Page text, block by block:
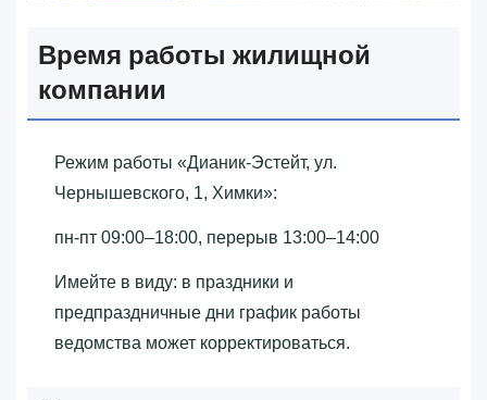
Время работы жилищной
компании
Режим работы «‎Дианик-Эстейт, ул.
Чернышевского, 1, Химки»‎:
пн-пт 09:00–18:00, перерыв 13:00–14:00
Имейте в виду: в праздники и
предпраздничные дни график работы
ведомства может корректироваться.